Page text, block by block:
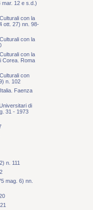
12 e s.d.)
con la
ott. 27) nn. 98-
con la
con la
Corea. Roma
con
n. 102
Faenza
di
31 - 1973
n. 111
mag. 6) nn.